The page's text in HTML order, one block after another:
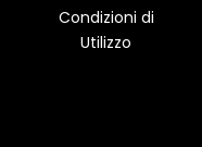
Condizioni di
Utilizzo